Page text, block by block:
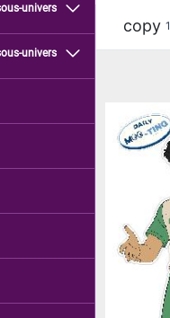
univers
univers
copy